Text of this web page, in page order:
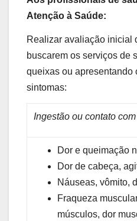
Atenção à Saúde:
Realizar avaliação inicial
buscarem os serviços de
queixas ou apresentando
sintomas:
Ingestão ou contato
Dor e queimação
Dor de cabeça,
Náuseas, vômito,
Fraqueza
músculos, dor